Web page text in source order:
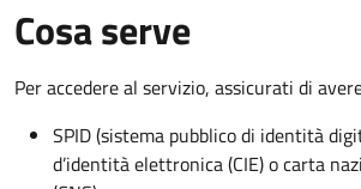
Cosa serve
Per accedere al servizio, assicurati di
SPID (sistema pubblico di identità
d’identità elettronica (CIE) o carta